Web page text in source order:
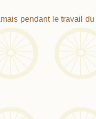
pendant le travail